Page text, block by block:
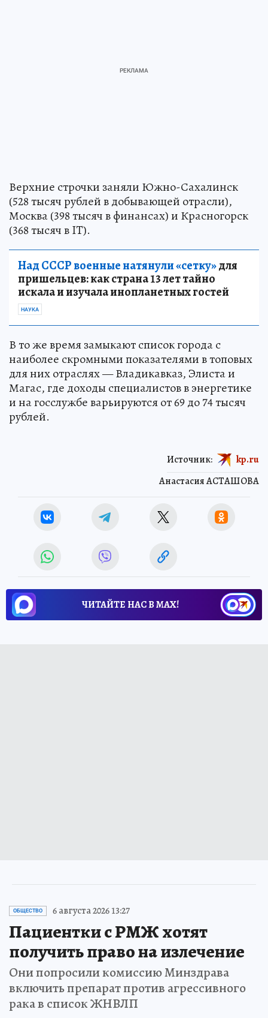
Верхние строчки заняли Южно-Сахалинск
(528 тысяч рублей в добывающей отрасли),
Москва (398 тысяч в финансах) и Красногорск
(368 тысяч в IT).
Над СССР военные натянули «сетку»для
пришельцев: как страна 13 лет тайно
искала и изучала инопланетных гостей
НАУКА
В то же время замыкают список города с
наиболее скромными показателями в топовых
для них отраслях — Владикавказ, Элиста и
Магас, где доходы специалистов в энергетике
и на госслужбе варьируются от 69 до 74 тысяч
рублей.
Анастасия АСТАШОВА
Источник: kp.ru
ЧИТАЙТЕ НАС В МАХ!
ОБЩЕСТВО 6 августа 2026 13:27
Пациентки с РМЖ хотят
получить право на излечение
Они попросили комиссию Минздрава
включить препарат против агрессивного
рака в список ЖНВЛП